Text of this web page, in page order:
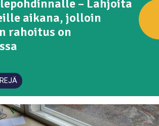
– Lahjoita
aikana, jolloin
rahoitus on